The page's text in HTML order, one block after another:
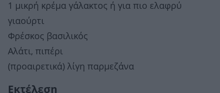
1 μικρή κρέμα γάλακτος ή για πιο ελαφρύ
γιαούρτι
Φρέσκος βασιλικός
Αλάτι, πιπέρι
(προαιρετικά) λίγη παρμεζάνα
Εκτέλεση